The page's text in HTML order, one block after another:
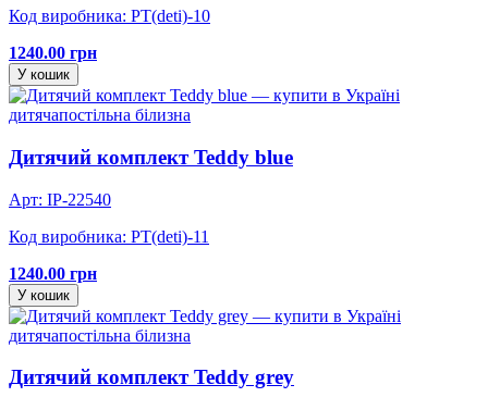
Код виробника: PT(deti)-10
1240.00 грн
У кошик
дитячапостільна білизна
Дитячий комплект Teddy blue
Арт: IP-22540
Код виробника: PT(deti)-11
1240.00 грн
У кошик
дитячапостільна білизна
Дитячий комплект Teddy grey